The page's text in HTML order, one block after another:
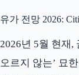
유가 전망 2026:
2026년 5월 현재,
오르지 않는’ 묘